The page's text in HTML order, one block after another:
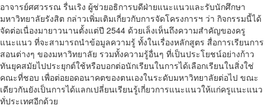
อาจารย์ศศวรรณ รื่นเริง ผู้ช่วยอธิการบดีฝ่ายแนะแนวและรับนักศึกษา
มหาวิทยาลัยรังสิต กล่าวเพิ่มเติมเกี่ยวกับการจัดโครงการฯ ว่า กิจกรรมนี้ได้
จัดต่อเนื่องมายาวนานตั้งแต่ปี 2544 ด้วยเล็งเห็นถึงความสำคัญของครู
แนะแนว ที่จะสามารถนำข้อมูลความรู้ ทั้งในเรื่องหลักสูตร สื่อการเรียนการ
สอนต่างๆ ของมหาวิทยาลัย รวมทั้งความรู้อื่นๆ ที่เป็นประโยชน์อย่างก้าว
ทันยุคสมัยไปประยุกต์ใช้หรือบอกต่อนักเรียนในการได้เลือกเรียนในสิ่งใช่
คณะที่ชอบ เพื่อต่อยอดอนาคตของตนเองในระดับมหาวิทยาลัยต่อไป ขณะ
เดียวกันยังเป็นการได้แลกเปลี่ยนเรียนรู้เกี่ยวการแนะแนวให้แก่ครูแนะแนว
ทั่ประเทศอีกด้วย